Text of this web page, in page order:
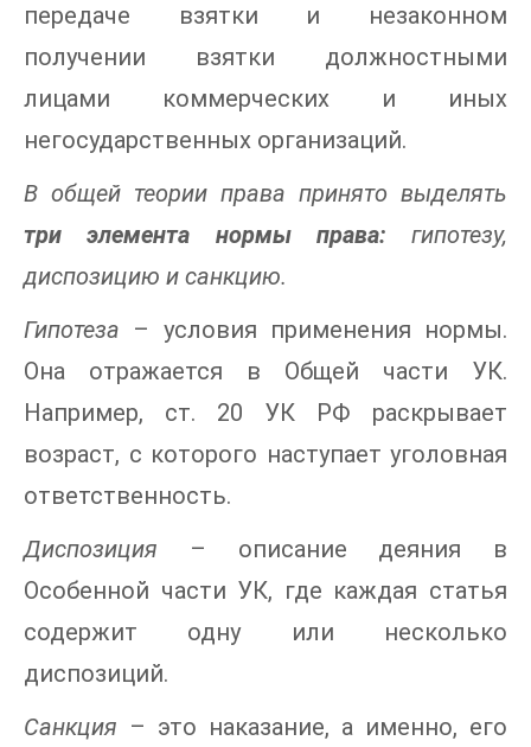
передаче взятки и незаконном
получении взятки должностными
лицами коммерческих и иных
негосударственных организаций.
В общей теории права принято выделять
три элемента нормы права: гипотезу,
диспозицию и санкцию.
Гипотеза – условия применения нормы.
Она отражается в Общей части УК.
Например, ст. 20 УК РФ раскрывает
возраст, с которого наступает уголовная
ответственность.
Диспозиция – описание деяния в
Особенной части УК, где каждая статья
содержит одну или несколько
диспозиций.
Санкция – это наказание, а именно, его